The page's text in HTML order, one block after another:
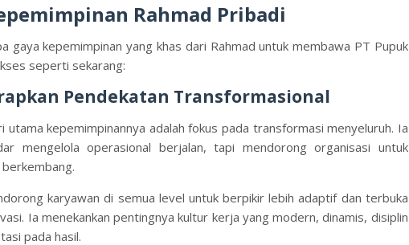
Rahmad Pribadi
gaya kepemimpinan yang khas dari Rahmad untuk membawa PT Pupuk
seperti sekarang:
Pendekatan Transformasional
utama kepemimpinannya adalah fokus pada transformasi menyeluruh. Ia
mengelola operasional berjalan, tapi mendorong organisasi untuk
karyawan di semua level untuk berpikir lebih adaptif dan terbuka
Ia menekankan pentingnya kultur kerja yang modern, dinamis, disiplin
pada hasil.